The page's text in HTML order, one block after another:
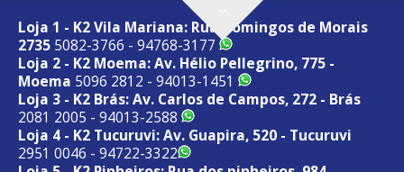
Loja 1 - K2 Vila Mariana: Rua Domingos de Morais
2735 5082-3766 - 94768-3177
Loja 2 - K2 Moema: Av. Hélio Pellegrino, 775 -
Moema 5096 2812 - 94013-1451
Loja 3 - K2 Brás: Av. Carlos de Campos, 272 - Brás
2081 2005 - 94013-2588
Loja 4 - K2 Tucuruvi: Av. Guapira, 520 - Tucuruvi
2951 0046 - 94722-3322